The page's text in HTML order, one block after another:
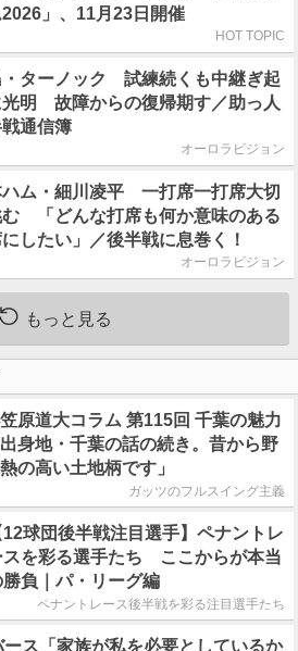
」、11月23日開催
HOT TOPIC
・ターノック 試練続くも中継ぎ起
光明 故障からの復帰期す／助っ人
通信簿
オーロラビジョン
ハム・細川凌平 一打席一打席大切
む 「どんな打席も何か意味のある
したい」／後半戦に息巻く！
オーロラビジョン
もっと見る
原道大コラム 第115回 千葉の魅力
出身地・千葉の話の続き。昔から野
の高い土地柄です」
ガッツのフルスイング主義
12球団後半戦注目選手】ペナントレ
スを彩る選手たち ここからが本当
勝負｜パ・リーグ編
ペナントレース後半戦を彩る注目選手たち
ース「家族が私を必要としているか